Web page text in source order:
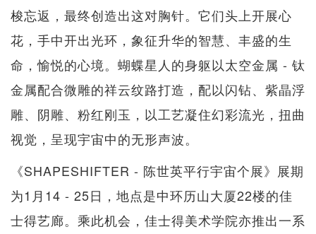
梭忘返，最终创造出这对胸针。它们头上开展心
花，手中开出光环，象征升华的智慧、丰盛的生
命，愉悦的心境。蝴蝶星人的身躯以太空金属 - 钛
金属配合微雕的祥云纹路打造，配以闪钻、紫晶浮
雕、阴雕、粉红刚玉，以工艺凝住幻彩流光，扭曲
视觉，呈现宇宙中的无形声波。
《SHAPESHIFTER - 陈世英平行宇宙个展》展期
为1月14 - 25日，地点是中环历山大厦22楼的佳
士得艺廊。乘此机会，佳士得美术学院亦推出一系